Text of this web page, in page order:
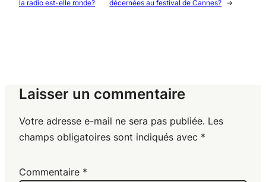
la radio est-elle ronde? décernées au festival de Cannes? →
Laisser un commentaire
Votre adresse e-mail ne sera pas publiée. Les
champs obligatoires sont indiqués avec *
Commentaire *